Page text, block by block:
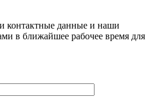
контактные данные и наши
в ближайшее рабочее время для